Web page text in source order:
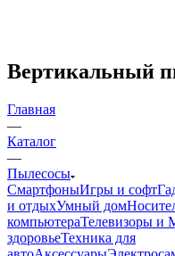
Вертикальный
Главная
—
Каталог
—
Пылесосы
СмартфоныИгры и софт
и отдыхУмный дом
компьютераТелевизоры и
здоровьеТехника для